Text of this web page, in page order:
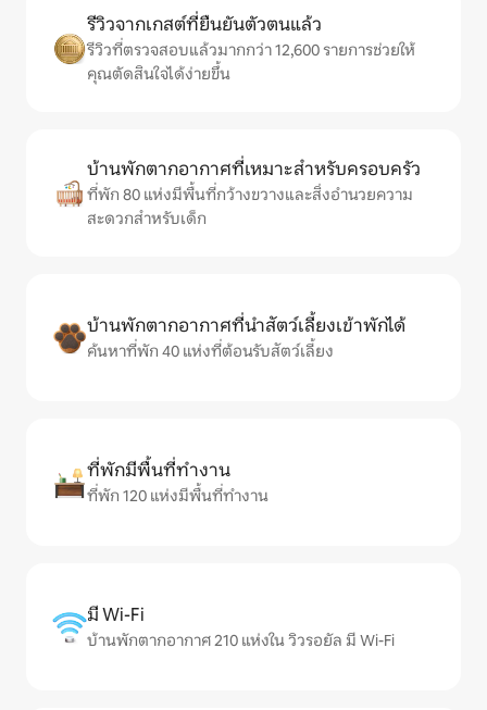
รีวิวจากเกสต์ที่ยืนยันตัวตนแล้ว
รีวิวที่ตรวจสอบแล้วมากกว่า 12,600 รายการช่วยให้
คุณตัดสินใจได้ง่ายขึ้น
บ้านพักตากอากาศที่เหมาะสำหรับครอบครัว
ที่พัก 80 แห่งมีพื้นที่กว้างขวางและสิ่งอำนวยความ
สะดวกสำหรับเด็ก
บ้านพักตากอากาศที่นำสัตว์เลี้ยงเข้าพักได้
ค้นหาที่พัก 40 แห่งที่ต้อนรับสัตว์เลี้ยง
ที่พักมีพื้นที่ทำงาน
ที่พัก 120 แห่งมีพื้นที่ทำงาน
มี Wi-Fi
บ้านพักตากอากาศ 210 แห่งใน วิวรอยัล มี Wi-Fi